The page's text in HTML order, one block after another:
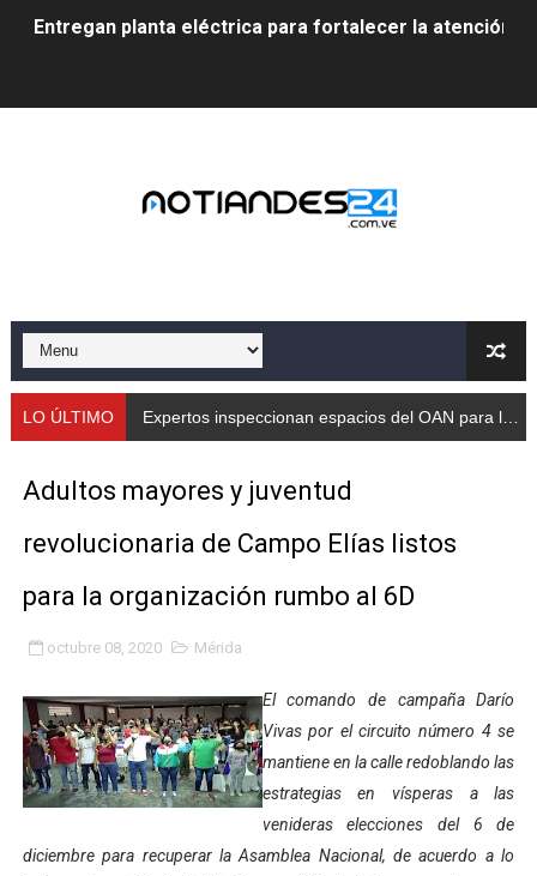
Entregan planta eléctrica para fortalecer la atención
Campo Elías avanza con plan de asfaltado
Venezuela instala su primer detector de
Consolidan planificación técnica en el Complejo
Gobernación de Mérida instalará mesa de trabajo con
Niños merideños potencian su talento en plan
Niños merideños aprenden sobre gaita de tambora
Hospital universitario muestra sus avances en visita
Instituto Nacional de Nutrición celebra Semana
LO ÚLTIMO Expertos inspeccionan espacios del OAN para la instalación del detector Cherenkov de agua
Adultos mayores y juventud
revolucionaria de Campo Elías listos
para la organización rumbo al 6D
octubre 08, 2020 Mérida
El comando de campaña Darío
Vivas por el circuito número 4 se
mantiene en la calle redoblando las
estrategias en vísperas a las
venideras elecciones del 6 de
diciembre para recuperar la Asamblea Nacional, de acuerdo a lo